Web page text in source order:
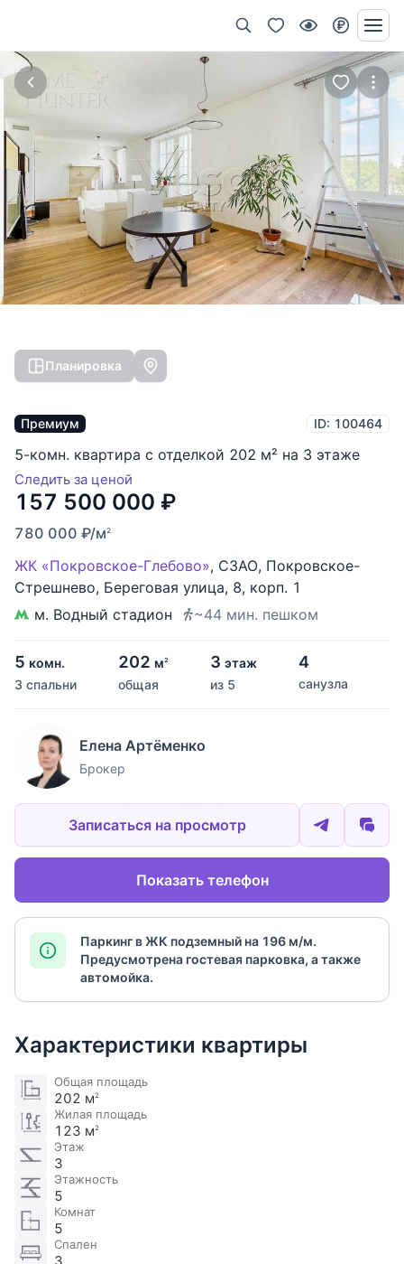
Планировка
Премиум ID: 100464
5-комн. квартира с отделкой 202 м² на 3 этаже
Следить за ценой
157 500 000 ₽
780 000 ₽/м2
ЖК «Покровское-Глебово», СЗАО, Покровское-
Стрешнево, Береговая улица, 8, корп. 1
м. Водный стадион
~44 мин. пешком
5 комн.
3 спальни
202 м2
общая
3 этаж
из 5
4
санузла
Елена Артёменко
Брокер
Записаться на просмотр
Показать телефон
Паркинг в ЖК подземный на 196 м/м.
Предусмотрена гостевая парковка, а также
автомойка.
Характеристики квартиры
Общая площадь
202 м2
Жилая площадь
123 м2
Этаж
3
Этажность
5
Комнат
5
Спален